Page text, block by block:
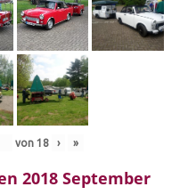
von 18 › »
2018 September